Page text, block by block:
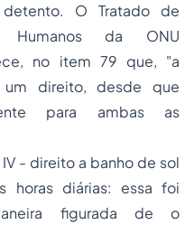
O Tratado de
Humanos da ONU
no item 79 que, "a
direito, desde que
para ambas as
- direito a banho de sol
horas diárias: essa foi
figurada de o